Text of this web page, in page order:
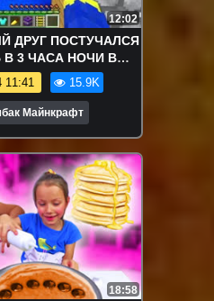
12:02
ДРУГ ПОСТУЧАЛСЯ
3 ЧАСА НОЧИ В
FRIENDS
11:41 15.9K
Майнкрафт
18:58